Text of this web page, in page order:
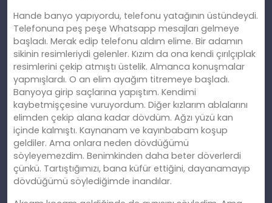
Hande banyo yapıyordu, telefonu yatağının üstündeydi.
Telefonuna peş peşe Whatsapp mesajları gelmeye
başladı. Merak edip telefonu aldım elime. Bir adamın
sikinin resimleriydi gelenler. Kızım da ona kendi çırılçıplak
resimlerini çekip atmıştı üstelik. Almanca konuşmalar
yapmışlardı. O an elim ayağım titremeye başladı.
Banyoya girip saçlarına yapıştım. Kendimi
kaybetmişçesine vuruyordum. Diğer kızlarım ablalarını
elimden çekip alana kadar dövdüm. Ağzı yüzü kan
içinde kalmıştı. Kaynanam ve kayınbabam koşup
geldiler. Ama onlara neden dövdüğümü
söyleyemezdim. Benimkinden daha beter döverlerdi
çünkü. Tartıştığımızı, bana küfür ettiğini, dayanamayıp
dövdüğümü söylediğimde inandılar.